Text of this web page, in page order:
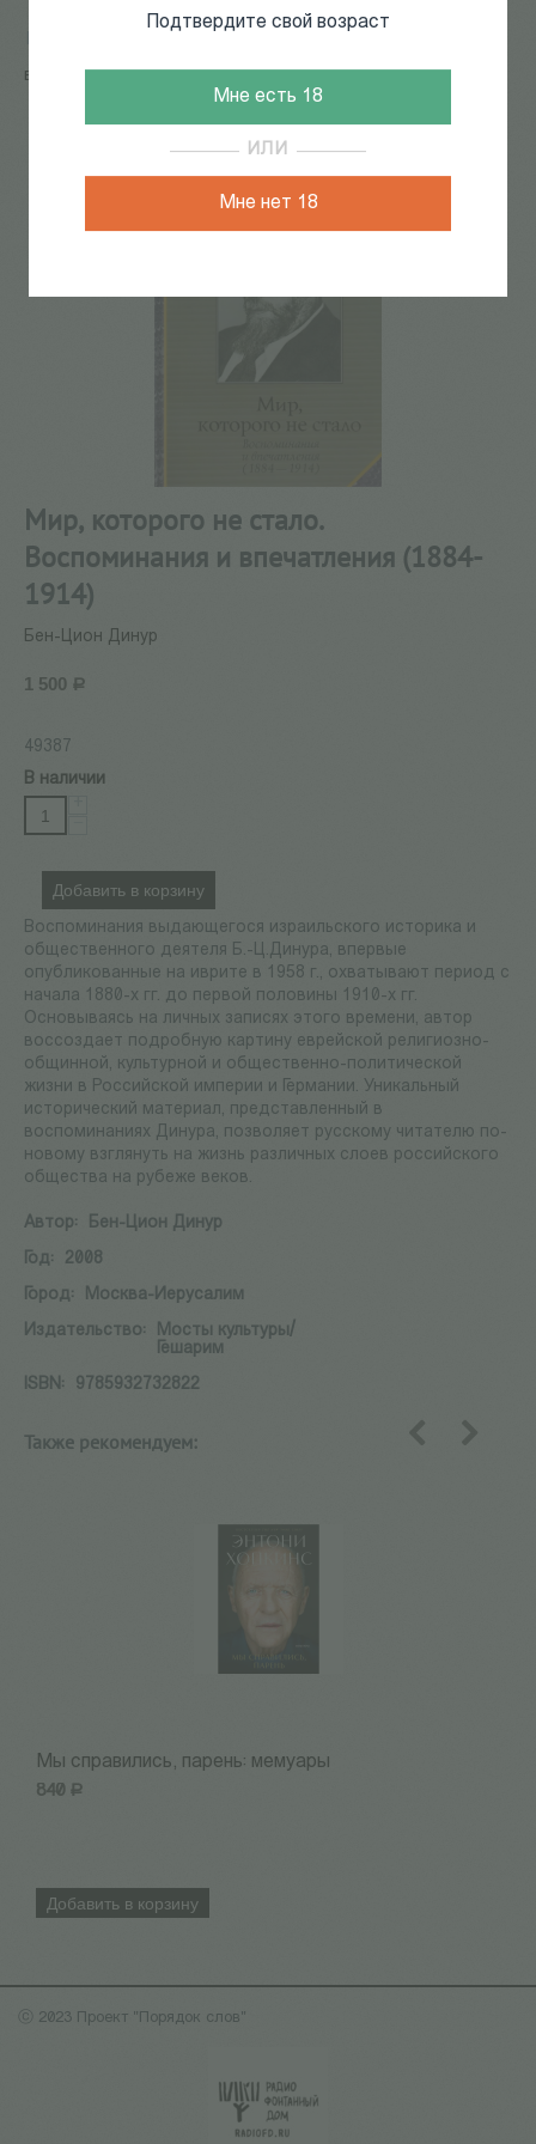
Подтвердите свой возраст
Мне есть 18
ИЛИ
Мне нет 18
впечатления (1884-1914)
Мир, которого не стало.
Воспоминания и впечатления (1884-
1914)
Бен-Цион Динур
1 500 Р
49387
В наличии
Добавить в корзину
Воспоминания выдающегося израильского историка и
общественного деятеля Б.-Ц.Динура, впервые
опубликованные на иврите в 1958 г., охватывают период с
начала 1880-х гг. до первой половины 1910-х гг.
Основываясь на личных записях этого времени, автор
воссоздает подробную картину еврейской религиозно-
общинной, культурной и общественно-политической
жизни в Российской империи и Германии. Уникальный
исторический материал, представленный в
воспоминаниях Динура, позволяет русскому читателю по-
новому взглянуть на жизнь различных слоев российского
общества на рубеже веков.
Автор:
Бен-Цион Динур
Год:
2008
Город:
Москва-Иерусалим
Издательство:
Мосты культуры/
Гешарим
ISBN:
9785932732822
Также рекомендуем:
Мы справились, парень: мемуары
840 Р
Добавить в корзину
ⓒ 2023 Проект "Порядок слов"